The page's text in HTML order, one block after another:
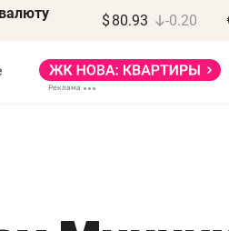
$ 80.93 -0.20